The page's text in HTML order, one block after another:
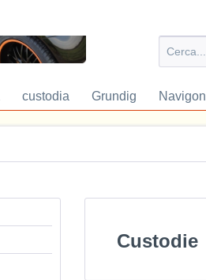
custodia Grundig Navigon
Custodie